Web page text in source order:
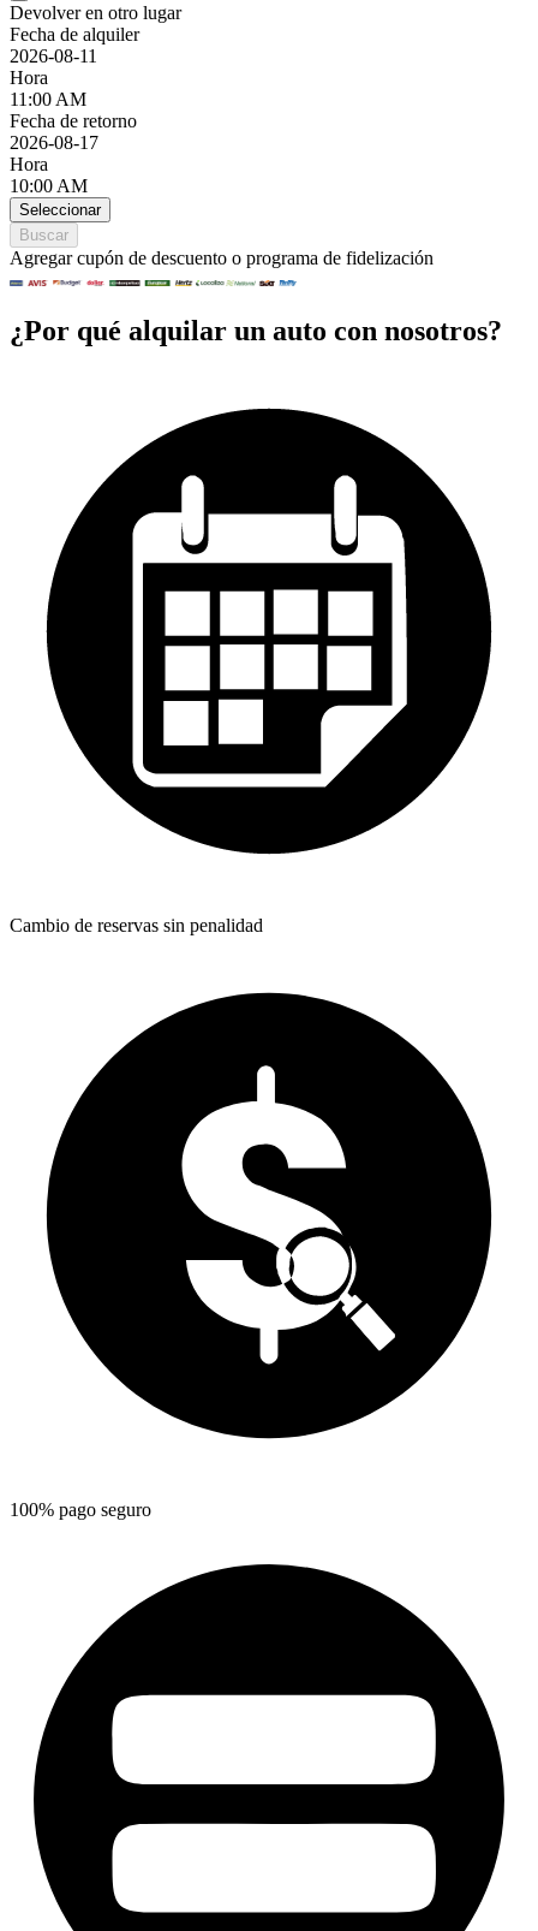
Devolver en otro lugar
Fecha de alquiler
2026-08-11
Hora
11:00 AM
Fecha de retorno
2026-08-17
Hora
10:00 AM
Seleccionar
Buscar
Agregar cupón de descuento o programa de fidelización
¿Por qué alquilar un auto con nosotros?
Cambio de reservas sin penalidad
100% pago seguro